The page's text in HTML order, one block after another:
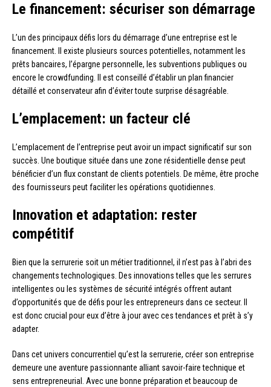
Le financement: sécuriser son démarrage
L’un des principaux défis lors du démarrage d’une entreprise est le
financement. Il existe plusieurs sources potentielles, notamment les
prêts bancaires, l’épargne personnelle, les subventions publiques ou
encore le crowdfunding. Il est conseillé d’établir un plan financier
détaillé et conservateur afin d’éviter toute surprise désagréable.
L’emplacement: un facteur clé
L’emplacement de l’entreprise peut avoir un impact significatif sur son
succès. Une boutique située dans une zone résidentielle dense peut
bénéficier d’un flux constant de clients potentiels. De même, être proche
des fournisseurs peut faciliter les opérations quotidiennes.
Innovation et adaptation: rester
compétitif
Bien que la serrurerie soit un métier traditionnel, il n’est pas à l’abri des
changements technologiques. Des innovations telles que les serrures
intelligentes ou les systèmes de sécurité intégrés offrent autant
d’opportunités que de défis pour les entrepreneurs dans ce secteur. Il
est donc crucial pour eux d’être à jour avec ces tendances et prêt à s’y
adapter.
Dans cet univers concurrentiel qu’est la serrurerie, créer son entreprise
demeure une aventure passionnante alliant savoir-faire technique et
sens entrepreneurial. Avec une bonne préparation et beaucoup de